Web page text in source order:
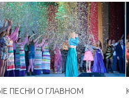
ПЕСНИ О ГЛАВНОМ